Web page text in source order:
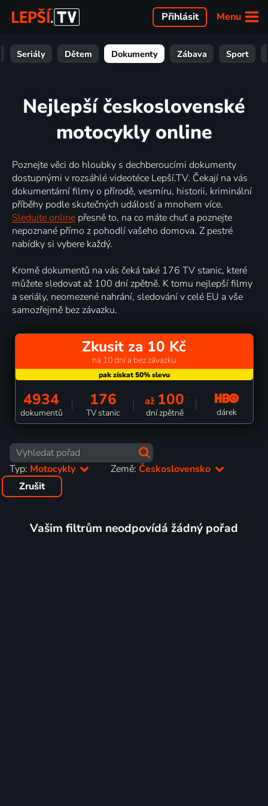
Menu
Přihlásit
Seriály Dětem Dokumenty Zábava Sport
Nejlepší československé
motocykly online
Poznejte věci do hloubky s dechberoucími dokumenty
dostupnými v rozsáhlé videotéce Lepší.TV. Čekají na vás
dokumentární filmy o přírodě, vesmíru, historii, kriminální
příběhy podle skutečných událostí a mnohem více.
Sledujte online přesně to, na co máte chuť a poznejte
nepoznané přímo z pohodlí vašeho domova. Z pestré
nabídky si vybere každý.
Kromě dokumentů na vás čeká také 176 TV stanic, které
můžete sledovat až 100 dní zpětně. K tomu nejlepší filmy
a seriály, neomezené nahrání, sledování v celé EU a vše
samozřejmě bez závazku.
Zkusit za 10 Kč
na 10 dní a bez závazku
4934
dokumentů
176
TV stanic
až 100
dní zpětně dárek
Typ: Motocykly Země:Československo
Zrušit
Vašim filtrům neodpovídá žádný pořad